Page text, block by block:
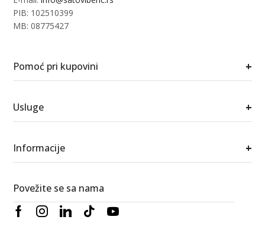
PIB: 102510399
MB: 08775427
Pomoć pri kupovini +
Usluge +
Informacije +
Povežite se sa nama